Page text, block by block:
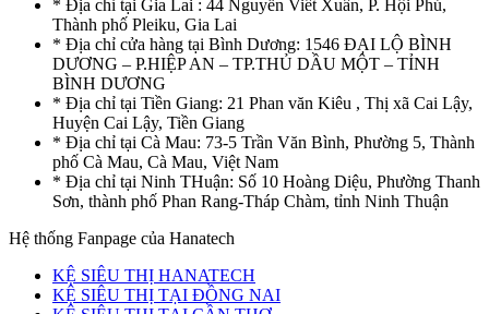
* Địa chỉ tại Gia Lai : 44 Nguyễn Viết Xuân, P. Hội Phú,
Thành phố Pleiku, Gia Lai
* Địa chỉ cửa hàng tại Bình Dương: 1546 ĐẠI LỘ BÌNH
DƯƠNG – P.HIỆP AN – TP.THỦ DẦU MỘT – TỈNH
BÌNH DƯƠNG
* Địa chỉ tại Tiền Giang: 21 Phan văn Kiêu , Thị xã Cai Lậy,
Huyện Cai Lậy, Tiền Giang
* Địa chỉ tại Cà Mau: 73-5 Trần Văn Bình, Phường 5, Thành
phố Cà Mau, Cà Mau, Việt Nam
* Địa chỉ tại Ninh THuận: Số 10 Hoàng Diệu, Phường Thanh
Sơn, thành phố Phan Rang-Tháp Chàm, tỉnh Ninh Thuận
Hệ thống Fanpage của Hanatech
KỆ SIÊU THỊ HANATECH
KỆ SIÊU THỊ TẠI ĐỒNG NAI